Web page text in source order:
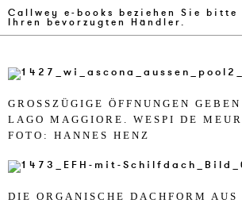
Callwey e-books beziehen Sie
Ihren bevorzugten Händler.
GROSSZÜGIGE ÖFF­N­UN­GEN
AGO MAG­GIO­RE. WE­SPI DE
OTO: HAN­NES HENZ
DIE OR­GA­N­I­SCHE DACH­FORM